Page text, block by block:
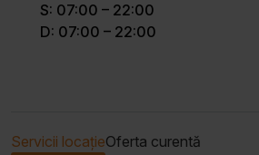
S: 07:00 – 22:00
D: 07:00 – 22:00
Servicii locațieOferta curentă